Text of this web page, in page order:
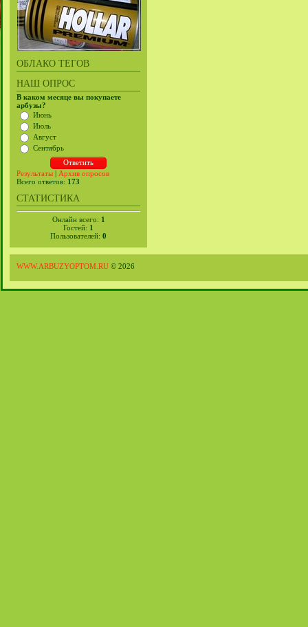
ОБЛАКО ТЕГОВ
НАШ ОПРОС
В каком месяце вы покупаете
арбузы?
Июнь
Июль
Август
Сентябрь
Результаты | Архив опросов
Всего ответов: 173
СТАТИСТИКА
Онлайн всего: 1
Гостей: 1
Пользователей: 0
WWW.ARBUZYOPTOM.RU © 2026